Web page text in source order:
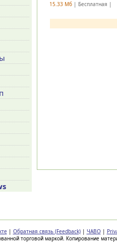
15.33 Мб| Бесплатная |
| Обратная связь (Feedback) | ЧАВО |
торговой маркой. Копирование